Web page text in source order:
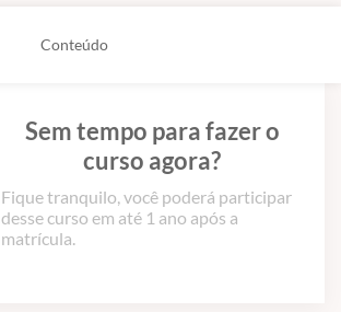
Conteúdo
Sem tempo para fazer o
curso agora?
Fique tranquilo, você poderá participar
desse curso em até 1 ano após a
matrícula.